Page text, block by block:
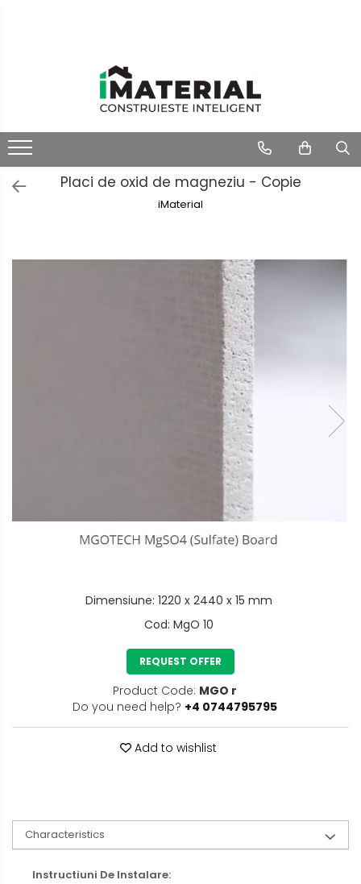
Placi de oxid de magneziu - Copie
iMaterial
Dimensiune: 1220 x 2440 x 15 mm
Cod: MgO 10
REQUEST OFFER
Product Code: MGO r
Do you need help? +4 0744795795
Add to wishlist
Characteristics
Instructiuni De Instalare: